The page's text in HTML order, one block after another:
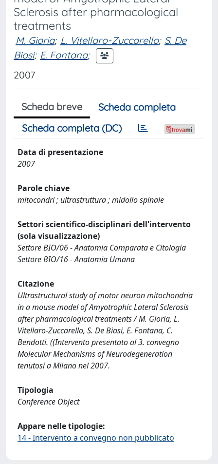
Sclerosis after pharmacological
treatments
M. Gioria; L. Vitellaro-Zuccarello; S. De
Biasi; E. Fontana;
2007
Scheda breve
Scheda completa
Scheda completa (DC)
Data di presentazione
2007
Parole chiave
mitocondri ; ultrastruttura ; midollo spinale
Settori scientifico-disciplinari dell'intervento
(sola visualizzazione)
Settore BIO/06 - Anatomia Comparata e Citologia
Settore BIO/16 - Anatomia Umana
Citazione
Ultrastructural study of motor neuron mitochondria
in a mouse model of Amyotrophic Lateral Sclerosis
after pharmacological treatments / M. Gioria, L.
Vitellaro-Zuccarello, S. De Biasi, E. Fontana, C.
Bendotti. ((Intervento presentato al 3. convegno
Molecular Mechanisms of Neurodegeneration
tenutosi a Milano nel 2007.
Tipologia
Conference Object
Appare nelle tipologie:
14 - Intervento a convegno non pubblicato